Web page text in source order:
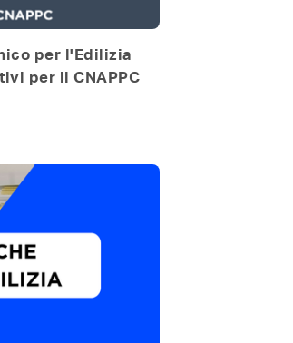
per l'Edilizia
per il CNAPPC